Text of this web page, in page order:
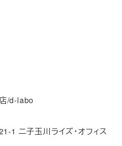
/d-labo
1 二子玉川ライズ・オフィス